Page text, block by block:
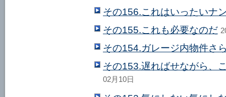
その156.これはいったいナ
その155.これも必要なのだ
その154.ガレージ内物件さ
その153.遅ればせながら、
02月10日